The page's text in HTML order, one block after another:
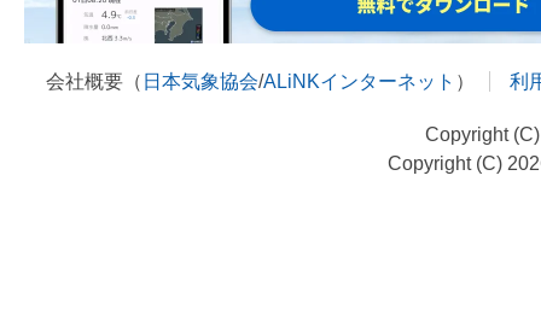
会社概要（ 日本気象協会/ALiNKインターネット ） 利
Copyright
Copyright (C)